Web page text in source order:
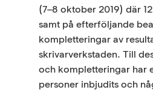
(7–8 oktober 2019) där
samt på efterföljande
kompletteringar av
skrivarverkstaden. Till
och kompletteringar har
personer inbjudits och